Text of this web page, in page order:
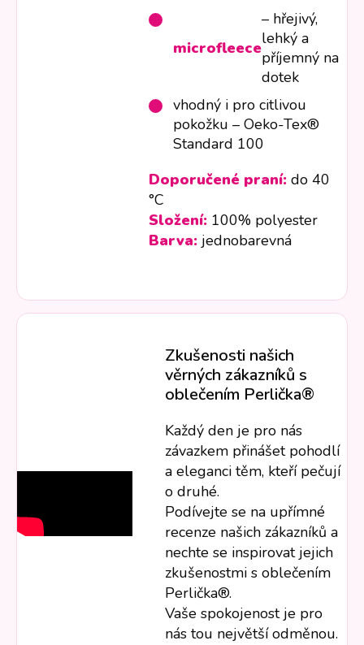
microfleece
– hřejivý,
lehký a
příjemný na
dotek
vhodný i pro citlivou
pokožku – Oeko-Tex®
Standard 100
Doporučené praní: do 40
°C
Složení: 100% polyester
Barva: jednobarevná
Zkušenosti našich
věrných zákazníků s
oblečením Perlička®
Každý den je pro nás
závazkem přinášet pohodlí
a eleganci těm, kteří pečují
o druhé.
Podívejte se na upřímné
recenze našich zákazníků a
nechte se inspirovat jejich
zkušenostmi s oblečením
Perlička®.
Vaše spokojenost je pro
nás tou největší odměnou.